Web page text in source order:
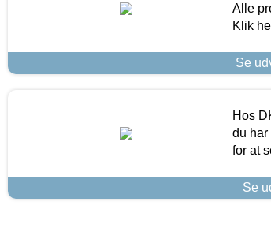
Alle
Klik
Se
Hos
du har
for at
Se